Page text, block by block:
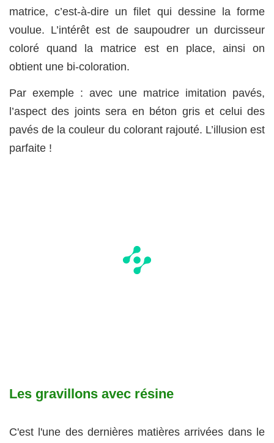
matrice, c’est-à-dire un filet qui dessine la forme
voulue. L’intérêt est de saupoudrer un durcisseur
coloré quand la matrice est en place, ainsi on
obtient une bi-coloration.
Par exemple : avec une matrice imitation pavés,
l’aspect des joints sera en béton gris et celui des
pavés de la couleur du colorant rajouté. L’illusion est
parfaite !
Les gravillons avec résine
C'est l'une des dernières matières arrivées dans le